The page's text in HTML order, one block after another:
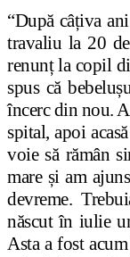
“După câțiva
travaliu la 20
renunț la copil
spus că
încerc din nou.
spital, apoi
voie să rămân
mare și am
devreme.
născut în iulie
Asta a fost